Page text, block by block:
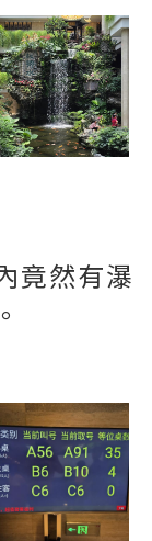
竟然有瀑